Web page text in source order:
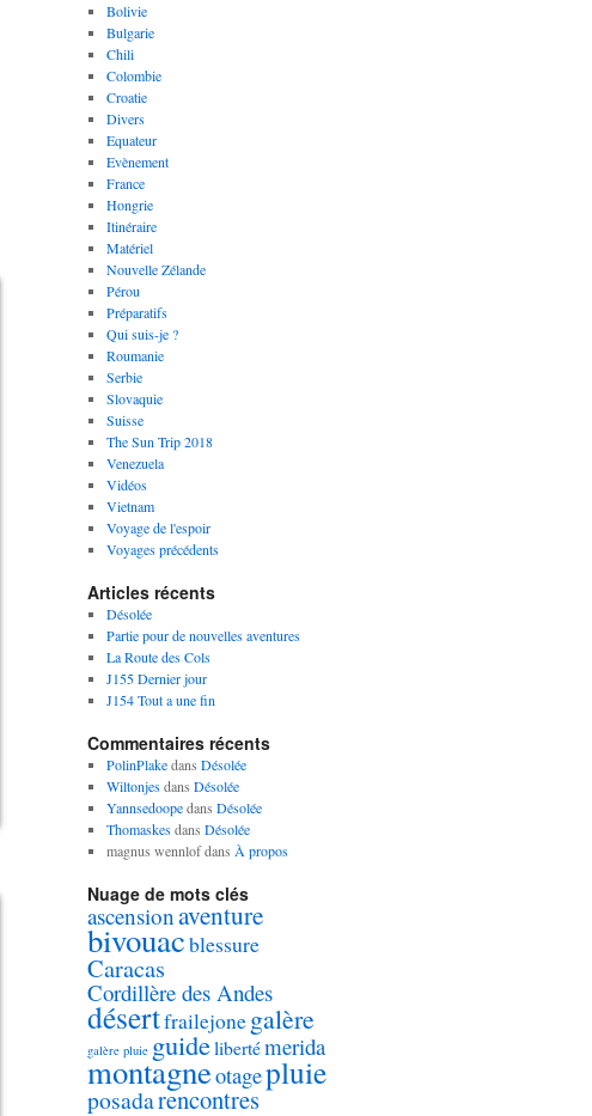
Bolivie
Bulgarie
Chili
Colombie
Croatie
Divers
Equateur
Evènement
France
Hongrie
Itinéraire
Matériel
Nouvelle Zélande
Pérou
Préparatifs
Qui suis-je ?
Roumanie
Serbie
Slovaquie
Suisse
The Sun Trip 2018
Venezuela
Vidéos
Vietnam
Voyage de l'espoir
Voyages précédents
Articles récents
Désolée
Partie pour de nouvelles aventures
La Route des Cols
J155 Dernier jour
J154 Tout a une fin
Commentaires récents
PolinPlakedans Désolée
Wiltonjesdans Désolée
Yannsedoopedans Désolée
Thomaskesdans Désolée
magnus wennlofdans À propos
Nuage de mots clés
ascensionaventure
bivouacblessure
Caracas
Cordillère des Andes
désertfrailejonegalère
galère pluie guidelibertémerida
montagneotagepluie
posadarencontres